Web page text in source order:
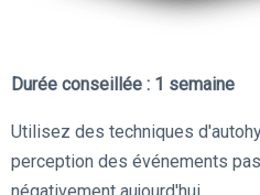
Durée conseillée : 1 semaine
Utilisez des techniques
perception des événements